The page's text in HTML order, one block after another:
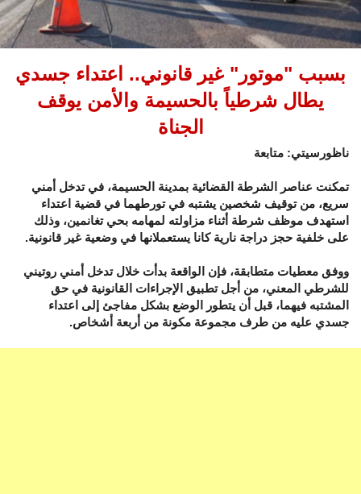
بسبب "موتور" غير قانوني.. اعتداء جسدي
يطال شرطياً بالحسيمة والأمن يوقف
الجناة
ناظورسيتي: متابعة
تمكنت عناصر الشرطة القضائية بمدينة الحسيمة، في تدخل أمني
سريع، من توقيف شخصين يشتبه في تورطهما في قضية اعتداء
استهدف موظف شرطة أثناء مزاولته لمهامه بحي تغانمين، وذلك
على خلفية حجز دراجة نارية كانا يستعملانها في وضعية غير قانونية.
ووفق معطيات متطابقة، فإن الواقعة بدأت خلال تدخل أمني روتيني
للشرطي المعني، من أجل تطبيق الإجراءات القانونية في حق
المشتبه فيهما، قبل أن يتطور الوضع بشكل مفاجئ إلى اعتداء
جسدي عليه من طرف مجموعة مكونة من أربعة أشخاص.